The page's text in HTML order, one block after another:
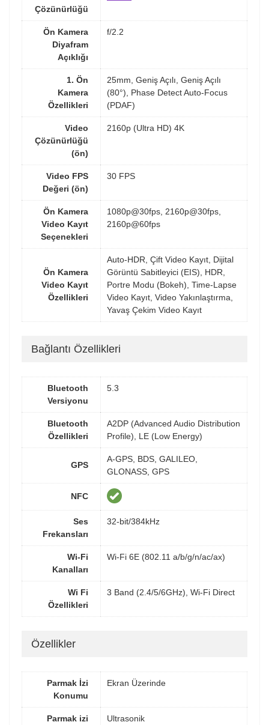
Çözünürlüğü
Ön Kamera
Diyafram
Açıklığı
f/2.2
1. Ön
Kamera
Özellikleri
25mm, Geniş Açılı, Geniş Açılı
(80°), Phase Detect Auto-Focus
(PDAF)
Video
Çözünürlüğü
(ön)
2160p (Ultra HD) 4K
Video FPS
Değeri (ön)
30 FPS
Ön Kamera
Video Kayıt
Seçenekleri
1080p@30fps, 2160p@30fps,
2160p@60fps
Ön Kamera
Video Kayıt
Özellikleri
Auto-HDR, Çift Video Kayıt, Dijital
Görüntü Sabitleyici (EIS), HDR,
Portre Modu (Bokeh), Time-Lapse
Video Kayıt, Video Yakınlaştırma,
Yavaş Çekim Video Kayıt
Bağlantı Özellikleri
Bluetooth
Versiyonu
5.3
Bluetooth
Özellikleri
A2DP (Advanced Audio Distribution
Profile), LE (Low Energy)
GPS
A-GPS, BDS, GALILEO,
GLONASS, GPS
NFC
Ses
Frekansları
32-bit/384kHz
Wi-Fi
Kanalları
Wi-Fi 6E (802.11 a/b/g/n/ac/ax)
Wi Fi
Özellikleri
3 Band (2.4/5/6GHz), Wi-Fi Direct
Özellikler
Parmak İzi
Konumu
Ekran Üzerinde
Parmak izi
Ultrasonik